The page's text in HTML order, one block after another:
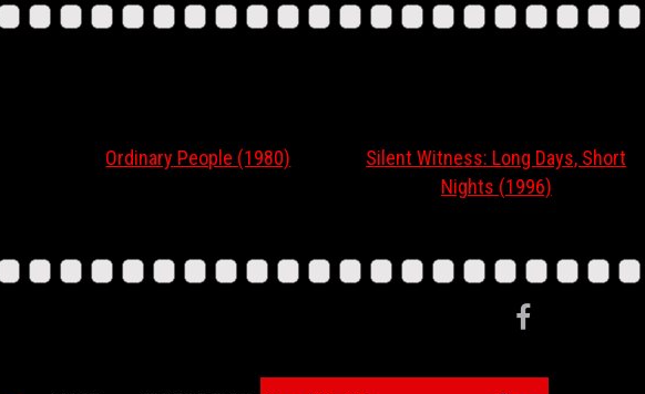
Ordinary People (1980)
Silent Witness: Long Days, Short
Nights (1996)